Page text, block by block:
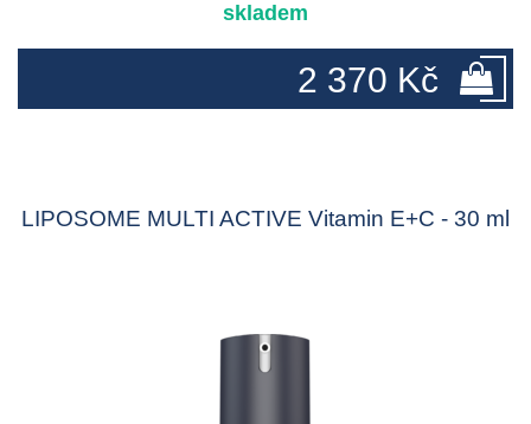
skladem
2 370 Kč
LIPOSOME MULTI ACTIVE Vitamin E+C - 30 ml